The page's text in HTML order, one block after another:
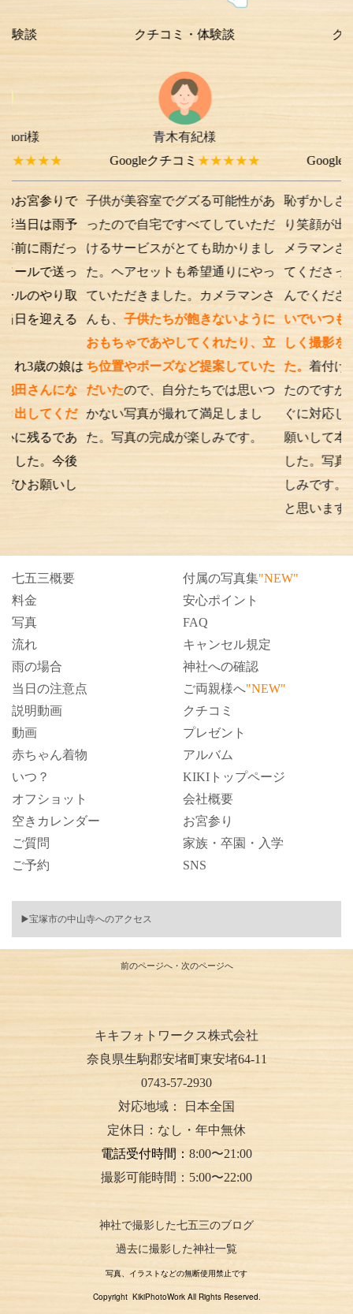
で
予
っ
っ
取
る
娘は
な
だ
あ
後
し
クチコミ・体験談
青木有紀様
Googleクチコミ★★★★★
子供が美容室でグズる可能性があ
ったので自宅ですべてしていただ
けるサービスがとても助かりまし
た。ヘアセットも希望通りにやっ
ていただきました。カメラマンさ
んも、子供たちが飽きないように
おもちゃであやしてくれたり、立
ち位置やポーズなど提案していた
だいたので、自分たちでは思いつ
かない写真が撮れて満足しまし
た。写真の完成が楽しみです。
クチコミ・
Googleクチコミ
恥ずかしさから最初
り笑顔が出ない子供
メラマンさんが根気
てくださったり落ち
んでくださったり、
いでいつもの笑顔が
しく撮影を行うこと
た。着付けとアテン
たのですが、撮影時
ぐに対応してくださ
願いして本当に良か
した。写真の仕上が
しみです。また次も
と思います。
七五三概要
料金
写真
流れ
雨の場合
当日の注意点
説明動画
動画
赤ちゃん着物
いつ？
オフショット
空きカレンダー
ご質問
ご予約
付属の写真集"NEW"
安心ポイント
FAQ
キャンセル規定
神社への確認
ご両親様へ"NEW"
クチコミ
プレゼント
アルバム
KIKIトップページ
会社概要
お宮参り
家族・卒園・入学
SNS
▶️宝塚市の中山寺へのアクセス
前のページへ・ 次のページへ
キキフォトワークス株式会社
奈良県生駒郡安堵町東安堵64-11
0743-57-2930
対応地域：
日本全国
定休日：なし・年中無休
電話受付時間： 8:00〜21:00
撮影可能時間：5:00〜22:00
神社で撮影した七五三のブログ
過去に撮影した神社一覧
写真、イラストなどの無断使用禁止です
Copyright KikiPhotoWork All Rights Reserved.